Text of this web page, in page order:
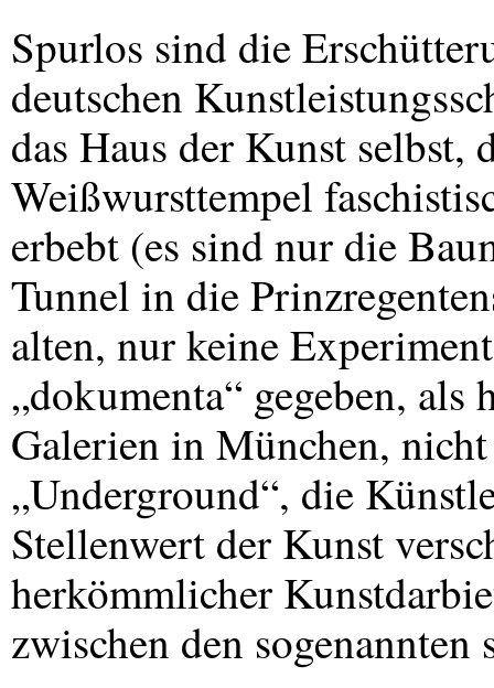
Spurlos sind die
deutschen
das Haus der Kunst selbst,
Weißwursttempel
erbebt (es sind nur die
Tunnel in die
alten, nur keine
„dokumenta“ gegeben,
Galerien in München,
„Underground“, die
Stellenwert der Kunst
herkömmlicher
zwischen den